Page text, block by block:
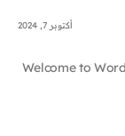
أكتوبر 7, 2024
Welcome to